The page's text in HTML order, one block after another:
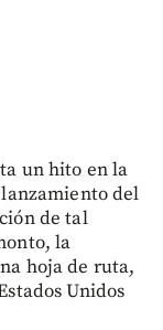
un hito en la
del
de tal
la
hoja de ruta,
Unidos